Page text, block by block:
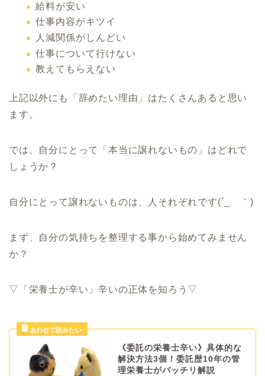
給料が安い
仕事内容がキツイ
人減関係がしんどい
仕事について行けない
教えてもらえない
上記以外にも「辞めたい理由」はたくさんあると思い
ます。
では、自分にとって「本当に譲れないもの」はどれで
しょうか？
自分にとって譲れないものは、人それぞれです(´_ゝ｀)
まず、自分の気持ちを整理する事から始めてみません
か？
▽「栄養士が辛い」辛いの正体を知ろう▽
《委託の栄養士辛い》具体的な
解決方法3個！委託歴10年の管
理栄養士がバッチリ解説